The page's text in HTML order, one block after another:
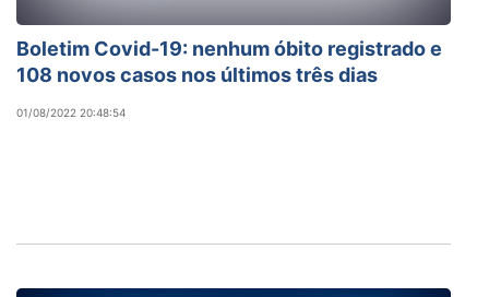
Boletim Covid-19: nenhum óbito registrado e
108 novos casos nos últimos três dias
01/08/2022 20:48:54